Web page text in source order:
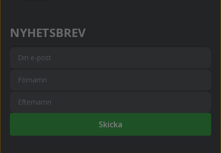
NYHETSBREV
Skicka